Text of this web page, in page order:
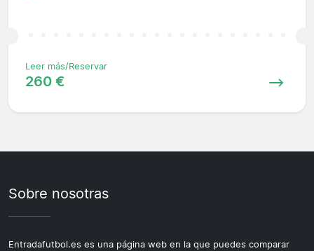
Leer más/Reservar
260 €
Sobre nosotras
Entradafutbol.es es una página web en la que puedes comparar